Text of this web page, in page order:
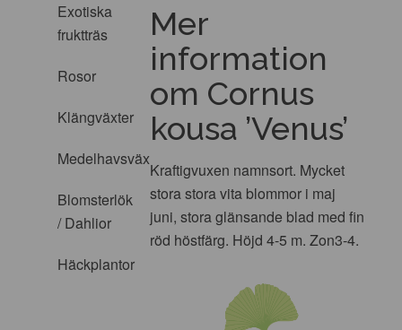
Exotiska
fruktträs
Rosor
Klängväxter
Medelhavsväxter
Blomsterlök
/ Dahlior
Häckplantor
Mer
information
om Cornus
kousa ’Venus’
Kraftigvuxen namnsort. Mycket
stora stora vita blommor i maj
juni, stora glänsande blad med fin
röd höstfärg. Höjd 4-5 m. Zon3-4.